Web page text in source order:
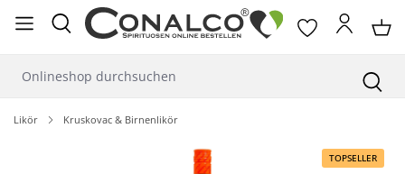
springen
Likör Kruskovac & Birnenlikör
TOPSELLER